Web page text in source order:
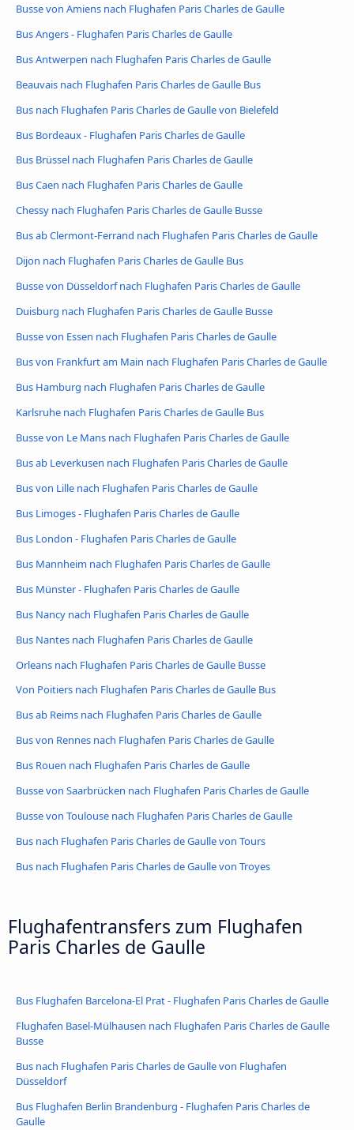
Busse von Amiens nach Flughafen Paris Charles de Gaulle
Bus Angers - Flughafen Paris Charles de Gaulle
Bus Antwerpen nach Flughafen Paris Charles de Gaulle
Beauvais nach Flughafen Paris Charles de Gaulle Bus
Bus nach Flughafen Paris Charles de Gaulle von Bielefeld
Bus Bordeaux - Flughafen Paris Charles de Gaulle
Bus Brüssel nach Flughafen Paris Charles de Gaulle
Bus Caen nach Flughafen Paris Charles de Gaulle
Chessy nach Flughafen Paris Charles de Gaulle Busse
Bus ab Clermont-Ferrand nach Flughafen Paris Charles de Gaulle
Dijon nach Flughafen Paris Charles de Gaulle Bus
Busse von Düsseldorf nach Flughafen Paris Charles de Gaulle
Duisburg nach Flughafen Paris Charles de Gaulle Busse
Busse von Essen nach Flughafen Paris Charles de Gaulle
Bus von Frankfurt am Main nach Flughafen Paris Charles de Gaulle
Bus Hamburg nach Flughafen Paris Charles de Gaulle
Karlsruhe nach Flughafen Paris Charles de Gaulle Bus
Busse von Le Mans nach Flughafen Paris Charles de Gaulle
Bus ab Leverkusen nach Flughafen Paris Charles de Gaulle
Bus von Lille nach Flughafen Paris Charles de Gaulle
Bus Limoges - Flughafen Paris Charles de Gaulle
Bus London - Flughafen Paris Charles de Gaulle
Bus Mannheim nach Flughafen Paris Charles de Gaulle
Bus Münster - Flughafen Paris Charles de Gaulle
Bus Nancy nach Flughafen Paris Charles de Gaulle
Bus Nantes nach Flughafen Paris Charles de Gaulle
Orleans nach Flughafen Paris Charles de Gaulle Busse
Von Poitiers nach Flughafen Paris Charles de Gaulle Bus
Bus ab Reims nach Flughafen Paris Charles de Gaulle
Bus von Rennes nach Flughafen Paris Charles de Gaulle
Bus Rouen nach Flughafen Paris Charles de Gaulle
Busse von Saarbrücken nach Flughafen Paris Charles de Gaulle
Busse von Toulouse nach Flughafen Paris Charles de Gaulle
Bus nach Flughafen Paris Charles de Gaulle von Tours
Bus nach Flughafen Paris Charles de Gaulle von Troyes
Flughafentransfers zum Flughafen
Paris Charles de Gaulle
Bus Flughafen Barcelona-El Prat - Flughafen Paris Charles de Gaulle
Flughafen Basel-Mülhausen nach Flughafen Paris Charles de Gaulle
Busse
Bus nach Flughafen Paris Charles de Gaulle von Flughafen
Düsseldorf
Bus Flughafen Berlin Brandenburg - Flughafen Paris Charles de
Gaulle